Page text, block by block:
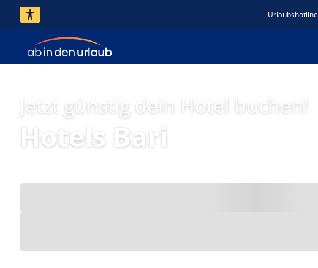
Urlaubshotline
Jetzt günstig dein Hotel buchen!
Hotels Bari